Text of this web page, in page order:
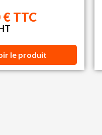
TTC
le produit